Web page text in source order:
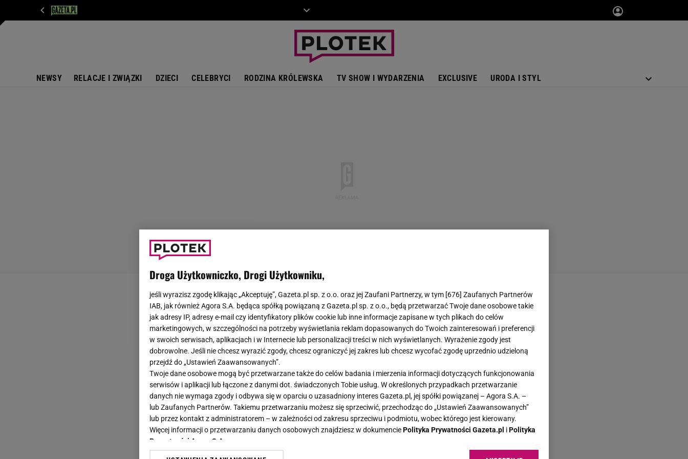
NEWSY RELACJE I ZWIĄZKI DZIECI CELEBRYCI RODZINA KRÓLEWSKA TV SHOW I WYDARZENIA EXCLUSIVE URODA I STYL
Droga Użytkowniczko, Drogi Użytkowniku,
jeśli wyrazisz zgodę klikając „Akceptuję”, Gazeta.pl sp. z o.o. oraz jej Zaufani Partnerzy, w tym [676] Zaufanych Partnerów
IAB, jak również Agora S.A. będąca spółką powiązaną z Gazeta.pl sp. z o.o., będą przetwarzać Twoje dane osobowe takie
jak adresy IP, adresy e-mail czy identyfikatory plików cookie lub inne informacje zapisane w tych plikach do celów
marketingowych, w szczególności na potrzeby wyświetlania reklam dopasowanych do Twoich zainteresowań i preferencji
w swoich serwisach, aplikacjach i w Internecie lub personalizacji treści w nich wyświetlanych. Wyrażenie zgody jest
dobrowolne. Jeśli nie chcesz wyrazić zgody, chcesz ograniczyć jej zakres lub chcesz wycofać zgodę uprzednio udzieloną
przejdź do „Ustawień Zaawansowanych”.
Twoje dane osobowe mogą być przetwarzane także do celów badania i mierzenia informacji dotyczących funkcjonowania
serwisów i aplikacji lub łączone z danymi dot. świadczonych Tobie usług. W określonych przypadkach przetwarzanie
danych nie wymaga zgody i odbywa się w oparciu o uzasadniony interes Gazeta.pl, jej spółki powiązanej – Agora S.A. –
lub Zaufanych Partnerów. Takiemu przetwarzaniu możesz się sprzeciwić, przechodząc do „Ustawień Zaawansowanych”
lub przez kontakt z administratorem – w zależności od zakresu sprzeciwu i podmiotu, wobec którego jest kierowany.
Więcej informacji o przetwarzaniu danych osobowych znajdziesz w dokumenciePolityka Prywatności Gazeta.pl iPolityka
Prywatności Agora S.A.